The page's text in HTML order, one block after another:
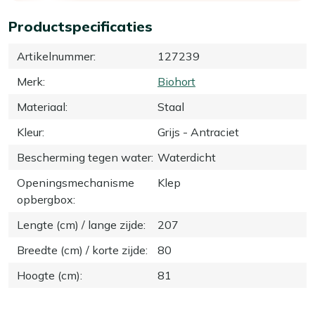
Productspecificaties
Artikelnummer:
127239
Merk:
Biohort
Materiaal:
Staal
Kleur:
Grijs - Antraciet
Bescherming tegen water: Waterdicht
Openingsmechanisme
opbergbox:
Klep
Lengte (cm) / lange zijde:
207
Breedte (cm) / korte zijde:
80
Hoogte (cm): 81